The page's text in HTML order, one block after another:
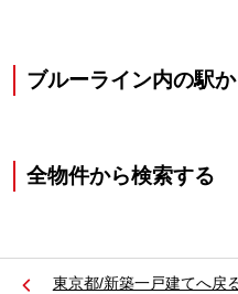
ブルーライン内の駅
全物件から検索する
東京都/新築一戸建てへ戻